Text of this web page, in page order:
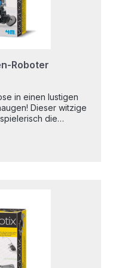
Karten, 2 Code-
Roboter
in einen lustigen
Dieser witzige
die
Dose ein cooles
mach neu! Ein
1
1 kurzes
2
1 Spielzeugmotor mit
und Muttern, 2
mit Abdeckung